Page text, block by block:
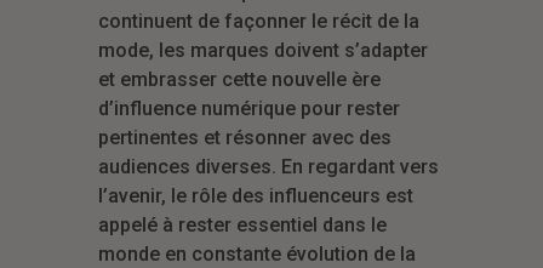
continuent de façonner le récit de la
mode, les marques doivent s’adapter
et embrasser cette nouvelle ère
d’influence numérique pour rester
pertinentes et résonner avec des
audiences diverses. En regardant vers
l’avenir, le rôle des influenceurs est
appelé à rester essentiel dans le
monde en constante évolution de la